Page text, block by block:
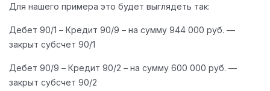
Для нашего примера это будет выглядеть так:
Дебет 90/1 – Кредит 90/9 – на сумму 944 000 руб. —
закрыт субсчет 90/1
Дебет 90/9 – Кредит 90/2 – на сумму 600 000 руб. —
закрыт субсчет 90/2